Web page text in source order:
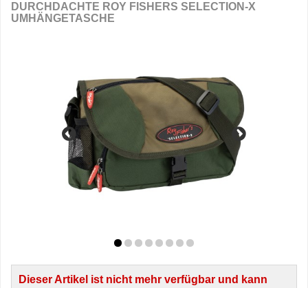
DURCHDACHTE ROY FISHERS SELECTION-X
UMHÄNGETASCHE
Dieser Artikel ist nicht mehr verfügbar und kann